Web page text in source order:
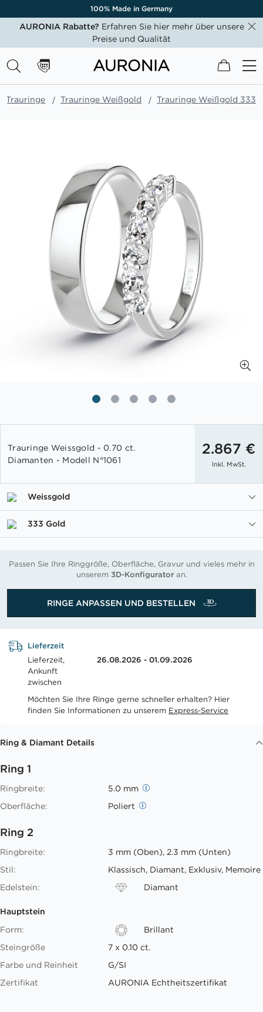
100% Made in Germany
AURONIA Rabatte? Erfahren Sie hier mehr über unsere
Preise und Qualität
Mein
Trauringe Trauringe Weißgold Trauringe Weißgold 333
der
Bildgalerie
Trauringe Weissgold - 0.70 ct.
Diamanten - Modell N°1061
2.867 €
Inkl. MwSt.
Weissgold
333 Gold
Passen Sie Ihre Ringgröße, Oberfläche, Gravur und vieles mehr in
unserem 3D-Konfiguratoran.
RINGE ANPASSEN UND BESTELLEN
Lieferzeit
Lieferzeit,
Ankunft
zwischen
26.08.2026 - 01.09.2026
Möchten Sie Ihre Ringe gerne schneller erhalten? Hier
finden Sie Informationen zu unserem Express-Service
Ring & Diamant Details
Ring 1
Ringbreite:
5.0 mm
Oberfläche:
Poliert
Ring 2
Ringbreite:
3 mm (Oben), 2.3 mm (Unten)
Stil:
Klassisch, Diamant, Exklusiv, Memoire
Edelstein:
Diamant
Hauptstein
Form:
Brillant
Steingröße
7 x 0.10 ct.
Farbe und Reinheit
G/SI
Zertifikat
AURONIA Echtheitszertifikat